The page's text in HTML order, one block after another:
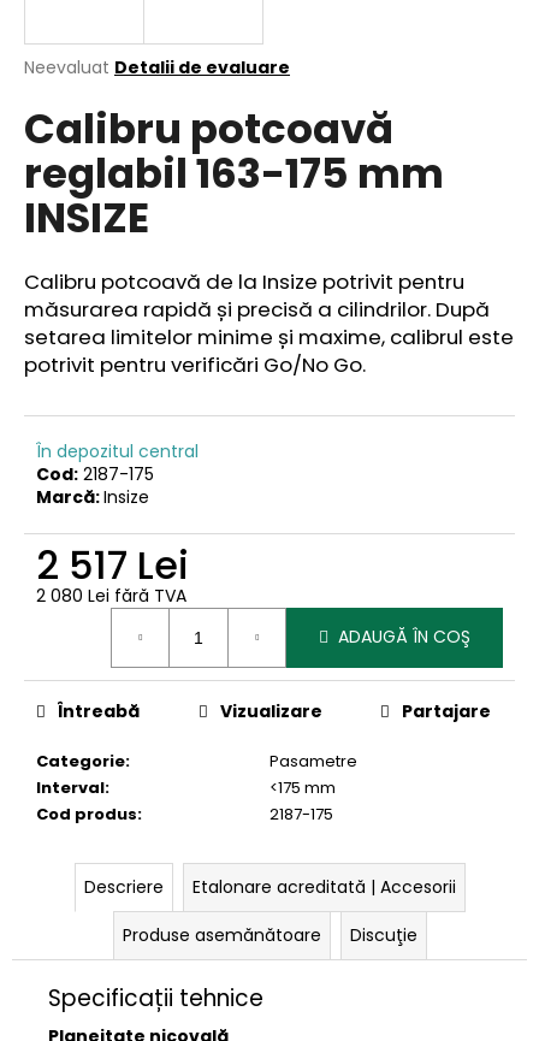
Evaluarea
a
produsului
0,0
din
5
Neevaluat Detalii de evaluare
Calibru potcoavă
reglabil 163-175 mm
INSIZE
Calibru potcoavă de la Insize potrivit pentru
măsurarea rapidă și precisă a cilindrilor. După
setarea limitelor minime și maxime, calibrul este
potrivit pentru verificări Go/No Go.
În depozitul central
Cod: 2187-175
Marcă:Insize
2 517 Lei
2 080 Lei fără TVA
ADAUGĂ ÎN COŞ
Categorie:
Pasametre
Interval:
<175 mm
Cod produs: 2187-175
Întreabă Vizualizare Partajare
Descriere
Etalonare acreditată | Accesorii
Produse asemănătoare
Discuţie
Specificații tehnice
Planeitate nicovală
ă
e
c
o
a
n
d
ă